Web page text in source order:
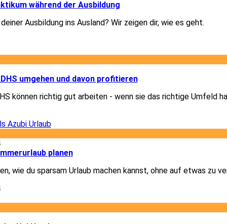
während der Ausbildung
Ausbildung ins Ausland? Wir zeigen dir, wie es geht.
umgehen und davon profitieren
können richtig gut arbeiten - wenn sie das richtige Umfeld
planen
wie du sparsam Urlaub machen kannst, ohne auf etwas zu